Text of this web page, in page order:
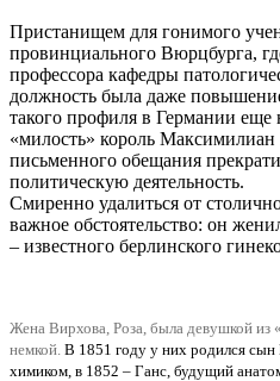
Пристанищем для гонимого
провинциального Вюрцбурга,
профессора кафедры
должность была даже
такого профиля в Германии
«милость» король Максимилиан
письменного обещания
политическую деятельность.
Смиренно удалиться от
важное обстоятельство: он
– известного берлинского
Жена Вирхова, Роза, была девушкой из
немкой. В 1851 году у них родился сын
химиком, в 1852 – Ганс, будущий